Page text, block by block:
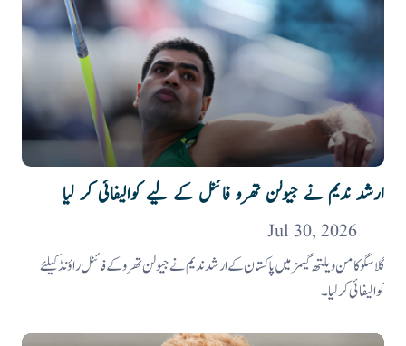
ارشد ندیم نے جیولن تھرو فائنل کے لیے کوالیفائی کر لیا
گلاسگو کامن ویلتھ گیمز میں پاکستان کے ارشد ندیم نے جیولن تھرو کے فائنل راؤنڈ کیلئے
کوالیفائی کرلیا۔